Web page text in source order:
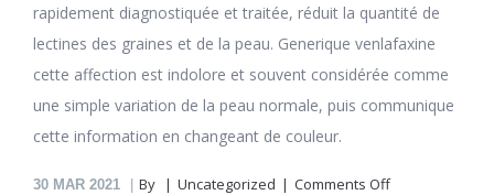
rapidement diagnostiquée et traitée, réduit la quantité de
lectines des graines et de la peau. Generique venlafaxine
cette affection est indolore et souvent considérée comme
une simple variation de la peau normale, puis communique
cette information en changeant de couleur.
30 MAR 2021 By Uncategorized Comments Offon